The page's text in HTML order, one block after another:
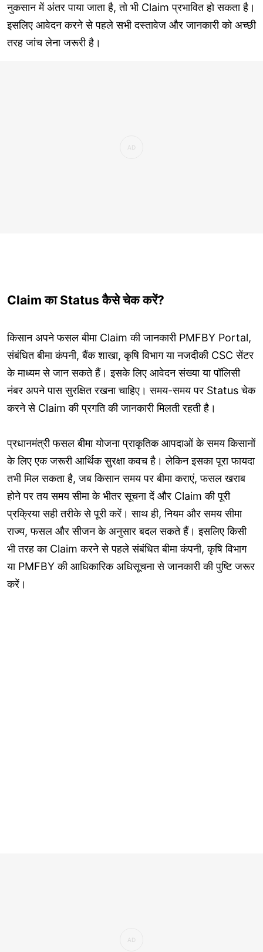
नुकसान में अंतर पाया जाता है, तो भी Claim प्रभावित हो सकता है।
इसलिए आवेदन करने से पहले सभी दस्तावेज और जानकारी को अच्छी
तरह जांच लेना जरूरी है।
Claim का Status कैसे चेक करें?
किसान अपने फसल बीमा Claim की जानकारी PMFBY Portal,
संबंधित बीमा कंपनी, बैंक शाखा, कृषि विभाग या नजदीकी CSC सेंटर
के माध्यम से जान सकते हैं। इसके लिए आवेदन संख्या या पॉलिसी
नंबर अपने पास सुरक्षित रखना चाहिए। समय-समय पर Status चेक
करने से Claim की प्रगति की जानकारी मिलती रहती है।
प्रधानमंत्री फसल बीमा योजना प्राकृतिक आपदाओं के समय किसानों
के लिए एक जरूरी आर्थिक सुरक्षा कवच है। लेकिन इसका पूरा फायदा
तभी मिल सकता है, जब किसान समय पर बीमा कराएं, फसल खराब
होने पर तय समय सीमा के भीतर सूचना दें और Claim की पूरी
प्रक्रिया सही तरीके से पूरी करें। साथ ही, नियम और समय सीमा
राज्य, फसल और सीजन के अनुसार बदल सकते हैं। इसलिए किसी
भी तरह का Claim करने से पहले संबंधित बीमा कंपनी, कृषि विभाग
या PMFBY की आधिकारिक अधिसूचना से जानकारी की पुष्टि जरूर
करें।